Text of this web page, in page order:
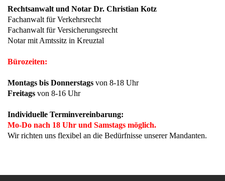
Rechtsanwalt und Notar Dr. Christian Kotz
Fachanwalt für Verkehrsrecht
Fachanwalt für Versicherungsrecht
Notar mit Amtssitz in Kreuztal
Bürozeiten:
Montags bis Donnerstags von 8-18 Uhr
Freitags von 8-16 Uhr
Individuelle Terminvereinbarung:
Mo-Do nach 18 Uhr und Samstags möglich.
Wir richten uns flexibel an die Bedürfnisse unserer Mandanten.